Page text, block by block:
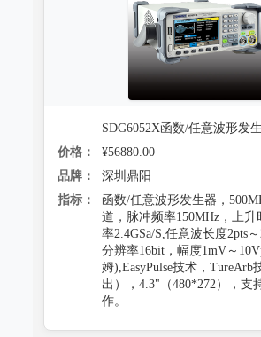
SDG6052X函数/任意波形发
价格：
¥56880.00
品牌：
深圳鼎阳
指标：
函数/任意波形发生器，
道，脉冲频率150MHz，上升
率2.4GSa/S,任意波长度2pts
分辨率16bit，幅度1mV～
姆),EasyPulse技术，TureArb
出），4.3"（480*272），支
作。